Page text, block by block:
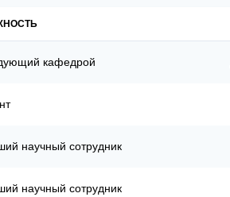
кафедрой
научный сотрудник
научный сотрудник